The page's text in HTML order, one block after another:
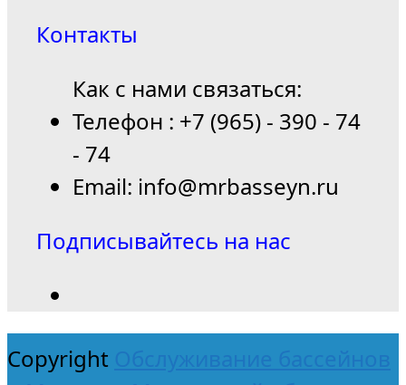
Контакты
Как с нами связаться:
Телефон : +7 (965) - 390 - 74
- 74
Email: info@mrbasseyn.ru
Подписывайтесь на нас
Copyright Обслуживание бассейнов